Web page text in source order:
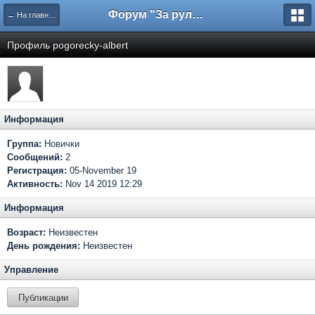
← На главную Форум "За рулем"
Профиль pogorecky-albert
Информация
Группа: Новички
Сообщений: 2
Регистрация: 05-November 19
Активность: Nov 14 2019 12:29
Информация
Возраст: Неизвестен
День рождения: Неизвестен
Управление
Публикации